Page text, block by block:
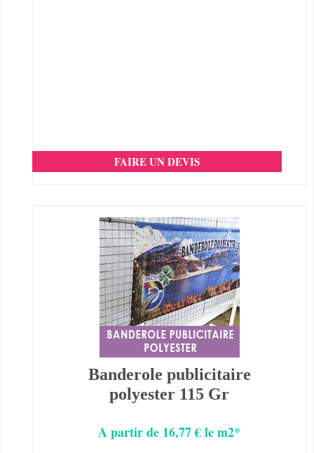
FAIRE UN DEVIS
Banderole publicitaire
polyester 115 Gr
A partir de 16,77 € le m2*